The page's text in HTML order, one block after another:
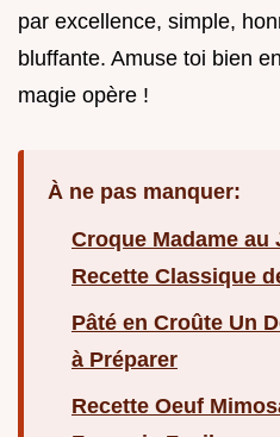
par excellence, simple,
bluffante. Amuse toi bien
magie opère !
À ne pas manquer:
Croque Madame au
Recette Classique
Pâté en Croûte Un
à Préparer
Recette Oeuf